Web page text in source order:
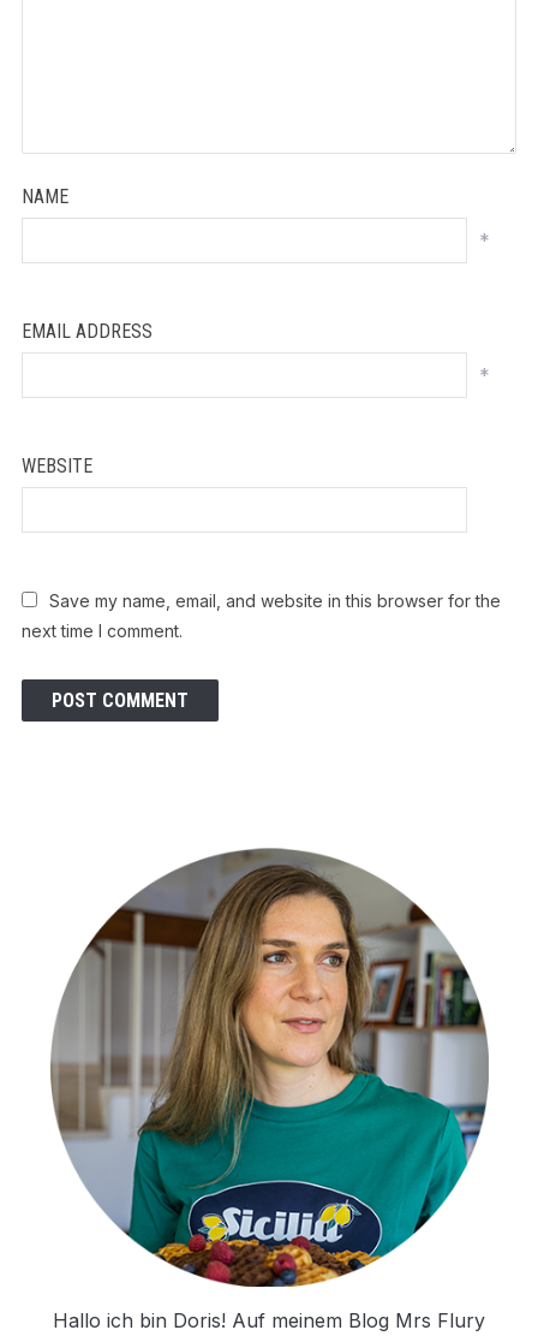
NAME
*
EMAIL ADDRESS
*
WEBSITE
Save my name, email, and website in this browser for the
next time I comment.
Hallo ich bin Doris! Auf meinem Blog Mrs Flury